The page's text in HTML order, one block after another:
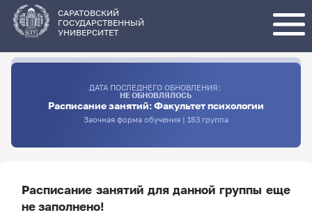
основному
содержанию
САРАТОВСКИЙ
ГОСУДАРСТВЕННЫЙ
УНИВЕРСИТЕТ
ДАТА ПОСЛЕДНЕГО ОБНОВЛЕНИЯ:
НЕ ОБНОВЛЯЛОСЬ
Расписание занятий: Факультет психологии
Заочная форма обучения | 183 группа
Расписание занятий для данной группы еще
не заполнено!